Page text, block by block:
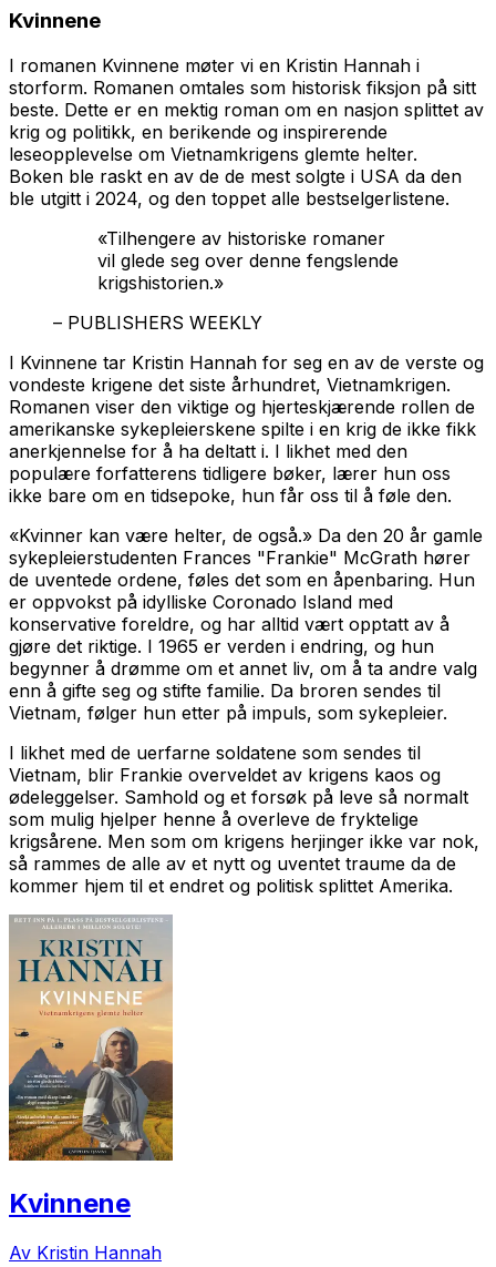
Kvinnene
I romanen Kvinnene møter vi en Kristin Hannah i
storform. Romanen omtales som historisk fiksjon på sitt
beste. Dette er en mektig roman om en nasjon splittet av
krig og politikk, en berikende og inspirerende
leseopplevelse om Vietnamkrigens glemte helter.
Boken ble raskt en av de de mest solgte i USA da den
ble utgitt i 2024, og den toppet alle bestselgerlistene.
«Tilhengere av historiske romaner
vil glede seg over denne fengslende
krigshistorien.»
– PUBLISHERS WEEKLY
I Kvinnene tar Kristin Hannah for seg en av de verste og
vondeste krigene det siste århundret, Vietnamkrigen.
Romanen viser den viktige og hjerteskjærende rollen de
amerikanske sykepleierskene spilte i en krig de ikke fikk
anerkjennelse for å ha deltatt i. I likhet med den
populære forfatterens tidligere bøker, lærer hun oss
ikke bare om en tidsepoke, hun får oss til å føle den.
«Kvinner kan være helter, de også.» Da den 20 år gamle
sykepleierstudenten Frances "Frankie" McGrath hører
de uventede ordene, føles det som en åpenbaring. Hun
er oppvokst på idylliske Coronado Island med
konservative foreldre, og har alltid vært opptatt av å
gjøre det riktige. I 1965 er verden i endring, og hun
begynner å drømme om et annet liv, om å ta andre valg
enn å gifte seg og stifte familie. Da broren sendes til
Vietnam, følger hun etter på impuls, som sykepleier.
I likhet med de uerfarne soldatene som sendes til
Vietnam, blir Frankie overveldet av krigens kaos og
ødeleggelser. Samhold og et forsøk på leve så normalt
som mulig hjelper henne å overleve de fryktelige
krigsårene. Men som om krigens herjinger ikke var nok,
så rammes de alle av et nytt og uventet traume da de
kommer hjem til et endret og politisk splittet Amerika.
Kvinnene
Av Kristin Hannah